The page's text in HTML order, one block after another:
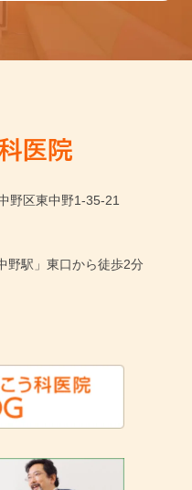
野区東中野1-35-21
野駅」東口から徒歩2分